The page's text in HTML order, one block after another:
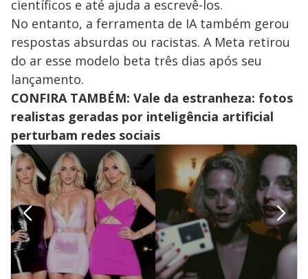
científicos e até ajuda a escrevê-los.
No entanto, a ferramenta de IA também gerou
respostas absurdas ou racistas. A Meta retirou
do ar esse modelo beta três dias após seu
lançamento.
CONFIRA TAMBÉM: Vale da estranheza: fotos
realistas geradas por inteligência artificial
perturbam redes sociais